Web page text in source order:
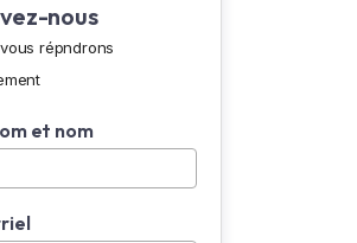
nous
répndrons
et nom